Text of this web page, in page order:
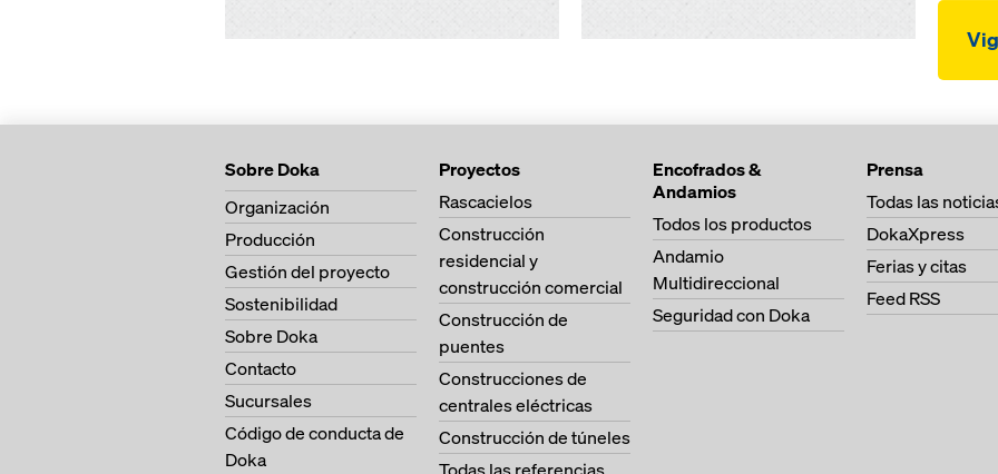
Sobre Doka
Organización
Producción
Gestión del proyecto
Sostenibilidad
Sobre Doka
Contacto
Sucursales
Código de conducta de
Doka
Proyectos
Rascacielos
Construcción
residencial y
construcción comercial
Construcción de
puentes
Construcciones de
centrales eléctricas
Construcción de túneles
Encofrados &
Andamios
Todos los productos
Andamio
Multidireccional
Seguridad con Doka
Prensa
Todas las
DokaXpress
Ferias y citas
Feed RSS